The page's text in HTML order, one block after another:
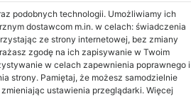
podobnych technologii. Umożliwiamy ich
dostawcom m.in. w celach: świadczenia
ze strony internetowej, bez zmiany
zgodę na ich zapisywanie w Twoim
w celach zapewnienia poprawnego i
strony. Pamiętaj, że możesz samodzielnie
ustawienia przeglądarki. Więcej